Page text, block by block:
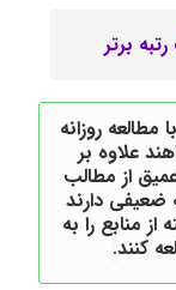
برتر
روزانه
علاوه بر
از مطالب
ضعیفی دارند
منابع را به
کنند.